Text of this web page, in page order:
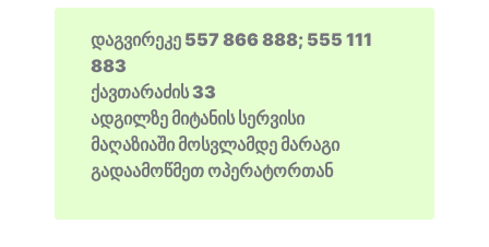
დაგვირეკე 557 866 888; 555 111
883
ქავთარაძის 33
ადგილზე მიტანის სერვისი
მაღაზიაში მოსვლამდე მარაგი
გადაამოწმეთ ოპერატორთან